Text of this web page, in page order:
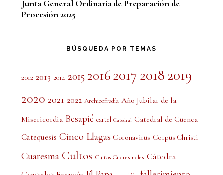
Junta General Ordinaria de Preparación de
Procesión 2025
BÚSQUEDA POR TEMAS
2012 2013 2014 2015 2016 2017 2018 2019
2020 2021 2022 Archicofradía Año Jubilar de la
Misericordia Besapié cartel Catedral Catedral de Cuenca
Catequesis Cinco Llagas Coronavirus Corpus Christi
Cuaresma Cultos Cultos Cuaresmales Cátedra